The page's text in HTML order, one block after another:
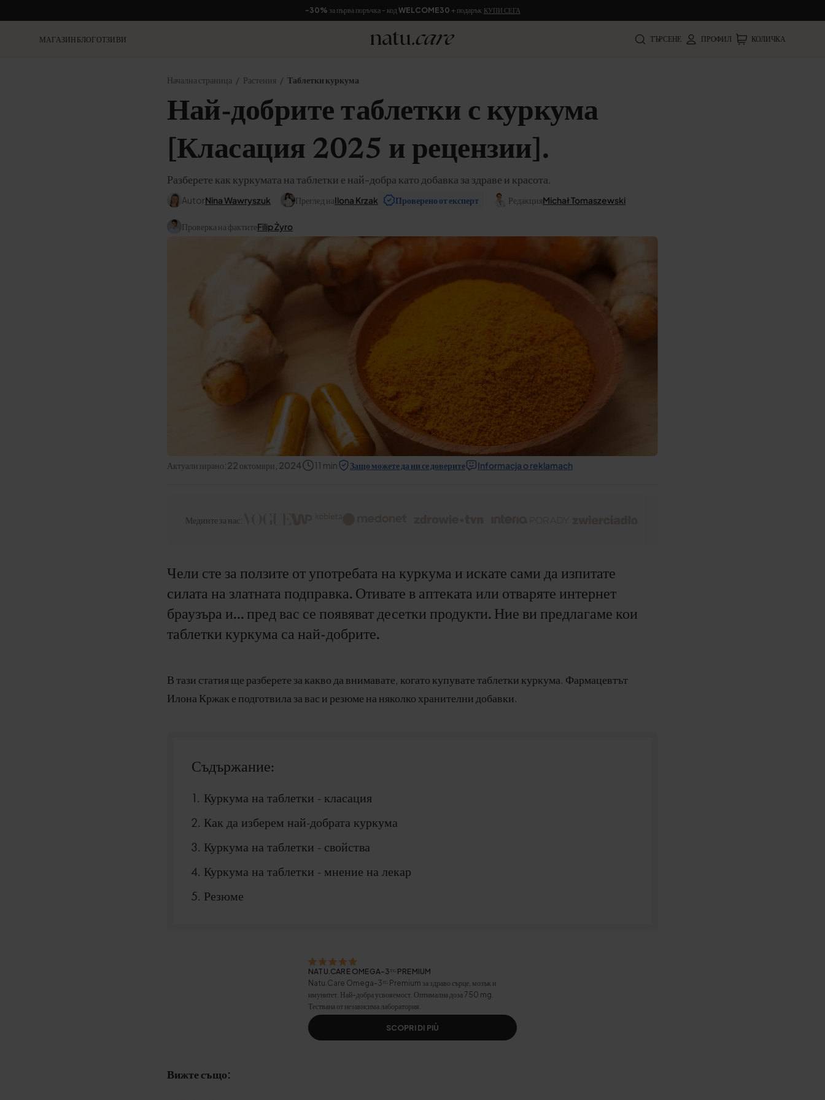
-30% за първа поръчка - код WELCOME30 + подарък КУПИ СЕГА
МАГАЗИН БЛОГОТЗИВИ ТЪРСЕНЕ ПРОФИЛ КОЛИЧКА
Начална страница Растения Таблетки куркума
Най-добрите таблетки с куркума
[Класация 2025 и рецензии].
Разберете как куркумата на таблетки е най-добра като добавка за здраве и красота.
AutorNina Wawryszuk Преглед наIlona Krzak Проверено от експерт РедакцияMichał Tomaszewski
Проверка на фактитеFilip Żyro
Актуализирано:22 октомври, 2024 11 min Защо можете да ни се доверите Informacja o reklamach
Медиите за нас:
Чели сте за ползите от употребата на куркума и искате сами да изпитате
силата на златната подправка. Отивате в аптеката или отваряте интернет
браузъра и... пред вас се появяват десетки продукти. Ние ви предлагаме кои
таблетки куркума са най-добрите.
В тази статия ще разберете за какво да внимавате, когато купувате таблетки куркума. Фармацевтът
Илона Кржак е подготвила за вас и резюме на няколко хранителни добавки.
Съдържание:
Куркума на таблетки - класация
Как да изберем най-добрата куркума
Куркума на таблетки - свойства
Куркума на таблетки - мнение на лекар
Резюме
NATU.CARE OMEGA-3ᵀᴳ PREMIUM
Natu.Care Omega-3ᵀᴳ Premium за здраво сърце, мозък и
имунитет. Най-добра усвояемост. Оптимална доза 750 mg.
Тествана от независима лаборатория.
SCOPRI DI PIÙ
Вижте също: